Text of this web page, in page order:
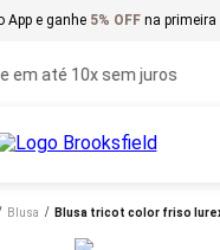
App e ganhe 5% OFF na primeira
até 10x sem juros
blusa blusa tricot color friso